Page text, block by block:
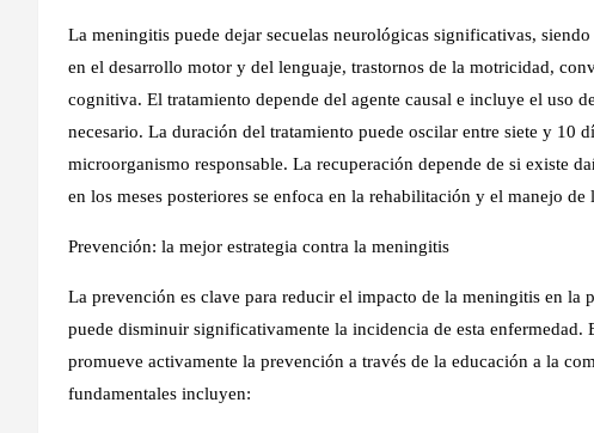
La meningitis puede dejar secuelas neurológicas significativas,
en el desarrollo motor y del lenguaje, trastornos de la motricidad,
cognitiva. El tratamiento depende del agente causal e incluye el uso
necesario. La duración del tratamiento puede oscilar entre siete y 10
microorganismo responsable. La recuperación depende de si existe
en los meses posteriores se enfoca en la rehabilitación y el manejo de
Prevención: la mejor estrategia contra la meningitis
La prevención es clave para reducir el impacto de la meningitis en la
puede disminuir significativamente la incidencia de esta
promueve activamente la prevención a través de la educación a la
fundamentales incluyen: